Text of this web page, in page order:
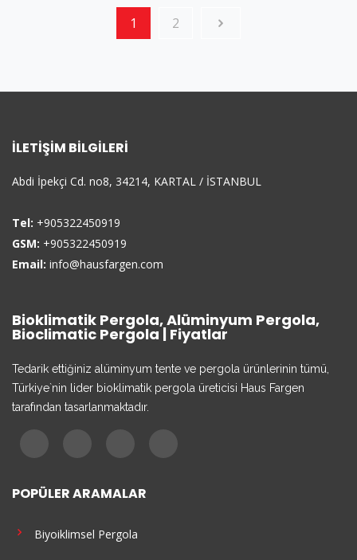
1 2
İLETIŞIM BILGILERI
Abdi İpekçi Cd. no8, 34214, KARTAL / İSTANBUL
Tel: +905322450919
GSM: +905322450919
Email: info@hausfargen.com
Bioklimatik Pergola, Alüminyum Pergola,
Bioclimatic Pergola | Fiyatlar
Tedarik ettiğiniz alüminyum tente ve pergola ürünlerinin tümü,
Türkiye`nin lider bioklimatik pergola üreticisi Haus Fargen
tarafından tasarlanmaktadır.
POPÜLER ARAMALAR
Biyoiklimsel Pergola